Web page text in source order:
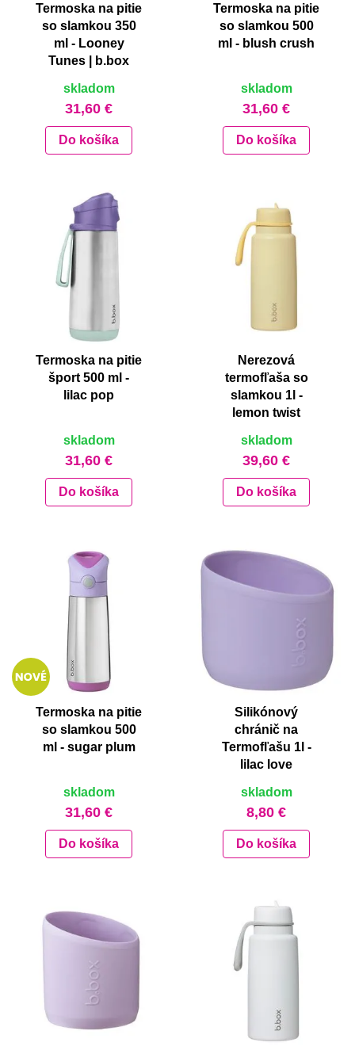
Termoska na pitie
so slamkou 350
ml - Looney
Tunes | b.box
skladom
31,60 €
Do košíka
Termoska na pitie
so slamkou 500
ml - blush crush
skladom
31,60 €
Do košíka
Termoska na pitie
šport 500 ml -
lilac pop
skladom
31,60 €
Do košíka
Nerezová
termofľaša so
slamkou 1l -
lemon twist
skladom
39,60 €
Do košíka
Termoska na pitie
so slamkou 500
ml - sugar plum
skladom
31,60 €
Do košíka
Silikónový
chránič na
Termofľašu 1l -
lilac love
skladom
8,80 €
Do košíka